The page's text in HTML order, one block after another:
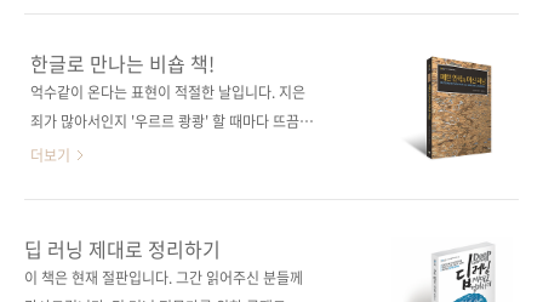
In The Browser(원서 ISBN:
이 사사키, 크리스토프 코너, 레이이치로 나카노
역자명 이수진출판일 2020년 2월 20일페이지
244쪽시리즈 I♥A.I. 23(아이러브..
파이썬 예제 코드를 제공하고 있어서 구글 콜랩
등을 통해 바로 입력하고 결과를 확인할 수 있습
니다. 성격 급한 분들에는 안성맞춤의 책이 될 것
알고리즘을 소개하고 있는데, 지도학습 분야에
서는 선형 회귀, 정규화, 로지스틱 회귀, 서포트
베이즈 분류, 랜덤 포레스트, 신경망, kNN(k-최
근접 이웃 알고리즘) 등 총 9개의 알고리즘을, 비
한글로 만나는 비숍 책!
억수같이 온다는 표현이 적절한 날입니다. 지은
죄가 많아서인지 '우르르 쾅쾅' 할 때마다 뜨끔뜨
끔합니다. 아무쪼록 비 피해가 없기를 바라며 곧
다는, 누구나 한번쯤 보다가 중간에 포기한다는
바로 그 책입니다. 크리스토퍼 비숍이 쓴 바로 그
책, 일명 비숍 책이라고들 하죠. Pattern
더보기
딥 러닝 제대로 정리하기
이 책은 현재 절판입니다. 그간 읽어주신 분들께